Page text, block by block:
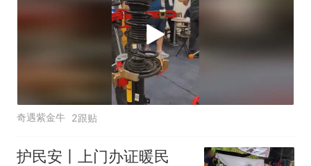
奇遇紫金牛 2跟贴
护民安丨上门办证暖民